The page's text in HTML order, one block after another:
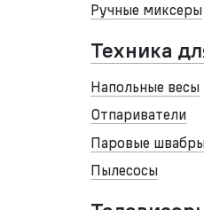
Ручные миксеры
Техника
Напольные весы
Отпариватели
Паровые
Пылесосы